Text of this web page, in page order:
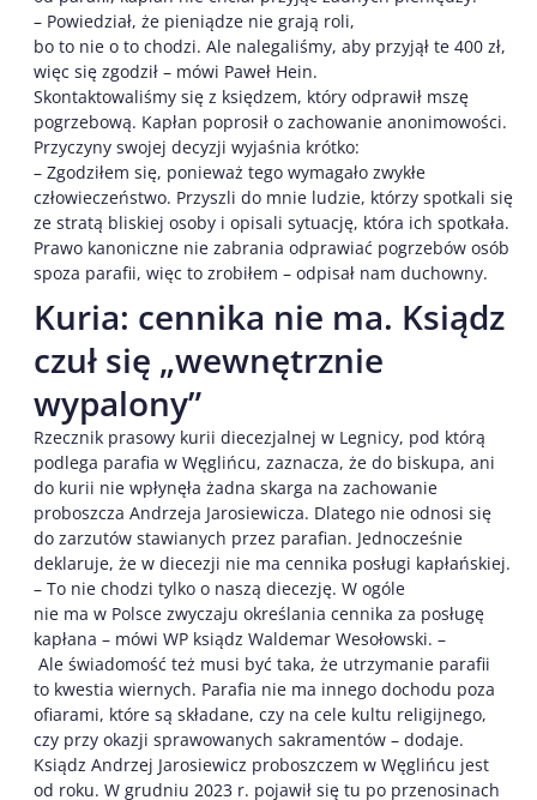
– Powiedział, że pieniądze nie grają roli,
bo to nie o to chodzi. Ale nalegaliśmy, aby przyjął te 400 zł,
więc się zgodził – mówi Paweł Hein.
Skontaktowaliśmy się z księdzem, który odprawił mszę
pogrzebową. Kapłan poprosił o zachowanie anonimowości.
Przyczyny swojej decyzji wyjaśnia krótko:
– Zgodziłem się, ponieważ tego wymagało zwykłe
człowieczeństwo. Przyszli do mnie ludzie, którzy spotkali się
ze stratą bliskiej osoby i opisali sytuację, która ich spotkała.
Prawo kanoniczne nie zabrania odprawiać pogrzebów osób
spoza parafii, więc to zrobiłem – odpisał nam duchowny.
Kuria: cennika nie ma. Ksiądz
czuł się „wewnętrznie
wypalony”
Rzecznik prasowy kurii diecezjalnej w Legnicy, pod którą
podlega parafia w Węglińcu, zaznacza, że do biskupa, ani
do kurii nie wpłynęła żadna skarga na zachowanie
proboszcza Andrzeja Jarosiewicza. Dlatego nie odnosi się
do zarzutów stawianych przez parafian. Jednocześnie
deklaruje, że w diecezji nie ma cennika posługi kapłańskiej.
– To nie chodzi tylko o naszą diecezję. W ogóle
nie ma w Polsce zwyczaju określania cennika za posługę
kapłana – mówi WP ksiądz Waldemar Wesołowski. –
Ale świadomość też musi być taka, że utrzymanie parafii
to kwestia wiernych. Parafia nie ma innego dochodu poza
ofiarami, które są składane, czy na cele kultu religijnego,
czy przy okazji sprawowanych sakramentów – dodaje.
Ksiądz Andrzej Jarosiewicz proboszczem w Węglińcu jest
od roku. W grudniu 2023 r. pojawił się tu po przenosinach